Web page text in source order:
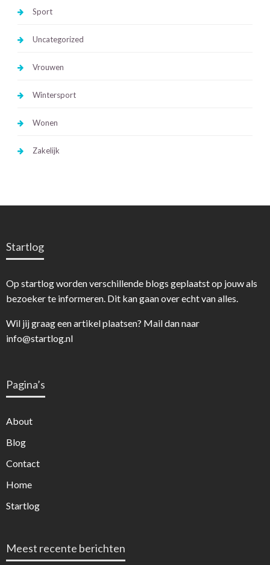
Sport
Uncategorized
Vrouwen
Wintersport
Wonen
Zakelijk
Startlog
Op startlog worden verschillende blogs geplaatst op jouw als
bezoeker te informeren. Dit kan gaan over echt van alles.
Wil jij graag een artikel plaatsen? Mail dan naar
info@startlog.nl
Pagina’s
About
Blog
Contact
Home
Startlog
Meest recente berichten